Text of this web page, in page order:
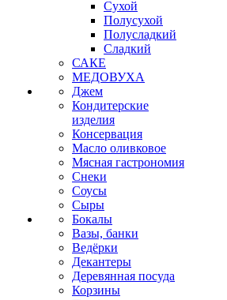
Сухой
Полусухой
Полусладкий
Сладкий
САКЕ
МЕДОВУХА
Джем
Кондитерские
изделия
Консервация
Масло оливковое
Мясная гастрономия
Снеки
Соусы
Сыры
Бокалы
Вазы, банки
Ведёрки
Декантеры
Деревянная посуда
Корзины